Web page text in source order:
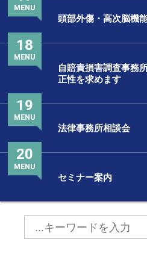
頭部外傷・高次脳機
MENU
自賠責損害調査事務
正性を求めます
18
MENU
法律事務所相談会
19
MENU
セミナー案内
20
MENU